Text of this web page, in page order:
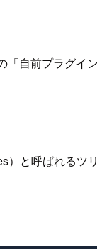
自前プラグイ
）と呼ばれるツ